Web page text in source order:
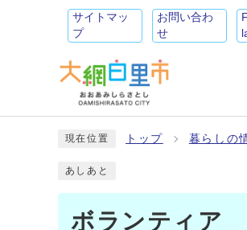
サイトマッ
プ
お問い合わ
せ
現在位置 トップ 暮らしの
あしあと
ボランティア